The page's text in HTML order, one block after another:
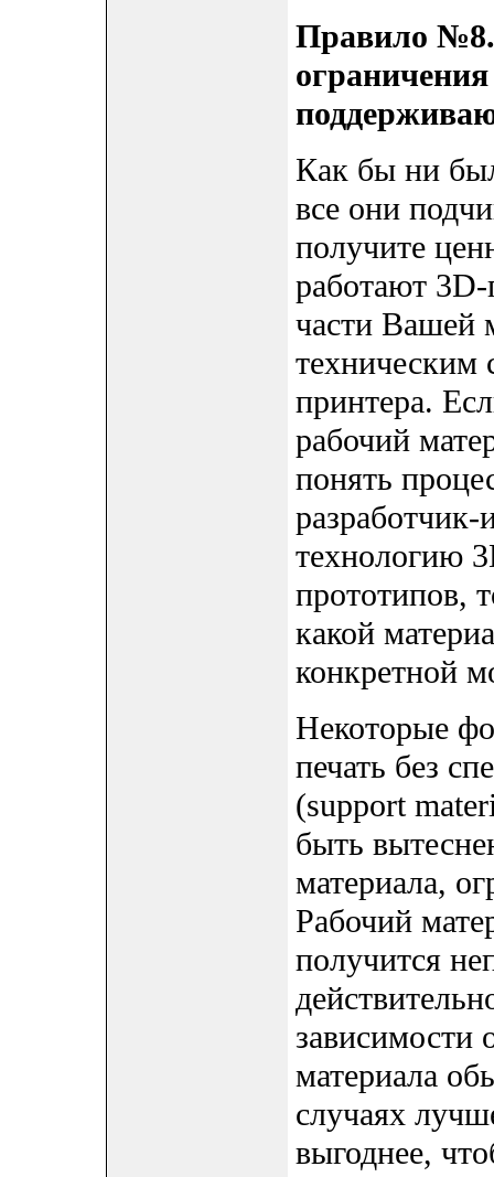
Правило
Как бы ни
все они
получите
работают 3D-
части Вашей
техническим
принтера.
рабочий
понять
технологию
прототипов,
какой
конкретной
Некоторые
печать без
(support
быть
материала,
Рабочий
получится
зависимости
материала
случаях
выгоднее,